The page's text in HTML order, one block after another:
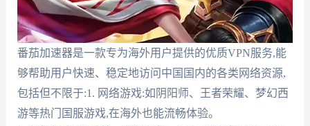
番茄加速器是一款专为海外用户提供的优质VPN服务,能
够帮助用户快速、稳定地访问中国国内的各类网络资源,
包括但不限于:1. 网络游戏:如阴阳师、王者荣耀、梦幻西
游等热门国服游戏,在海外也能流畅体验。